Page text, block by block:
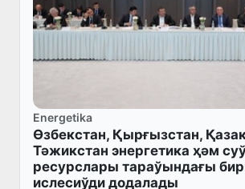
Energetika
Өзбекстан, Қырғызстан,
Тәжикстан энергетика ҳәм
ресурслары тараўындағы
ислесиўди додалады